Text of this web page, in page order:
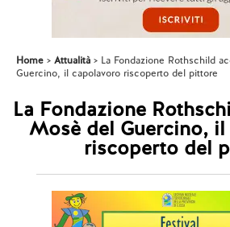
Home Attualità
La Fondazione Rothschild
Guercino, il capolavoro riscoperto del pittore
La Fondazione
Mosè del Guercino,
riscoperto del